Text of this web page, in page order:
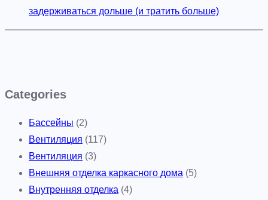
задерживаться дольше (и тратить больше)
Categories
Бассейны (2)
Вентиляция (117)
Вентиляция (3)
Внешняя отделка каркасного дома (5)
Внутренняя отделка (4)